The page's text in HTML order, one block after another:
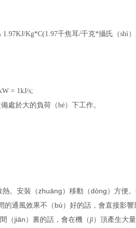
Kg*C(1.97千焦耳/千克*攝氏（shì
= 1kJ/s;
處於大的負荷（hé）下工作。
。安裝（zhuāng）移動（dòng）方便
通風效果不（bú）好的話，會直接影
（jiān）裏的話，會在機（jī）頂產生大